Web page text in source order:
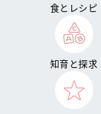
食とレシピ
知育と探求